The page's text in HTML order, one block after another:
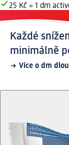
25 Kč = 1 dm
Každé
minimálně
Více o dm